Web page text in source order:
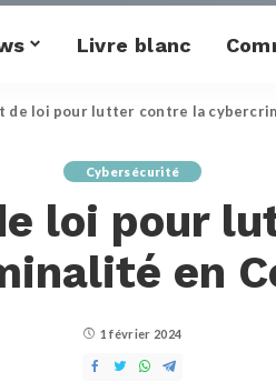
Livre blanc
de loi pour lutter contre la
Cybersécurité
loi pour
en
1 février 2024